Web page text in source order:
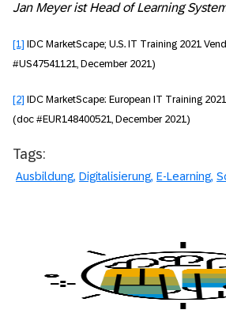
Jan Meyer istHead of Learning
[1] IDC MarketScape; U.S. IT Training 2021
#US47541121, December 2021)
[2] IDC MarketScape: European IT Training
(doc #EUR148400521, December 2021)
Tags:
Ausbildung Digitalisierung E-Learning